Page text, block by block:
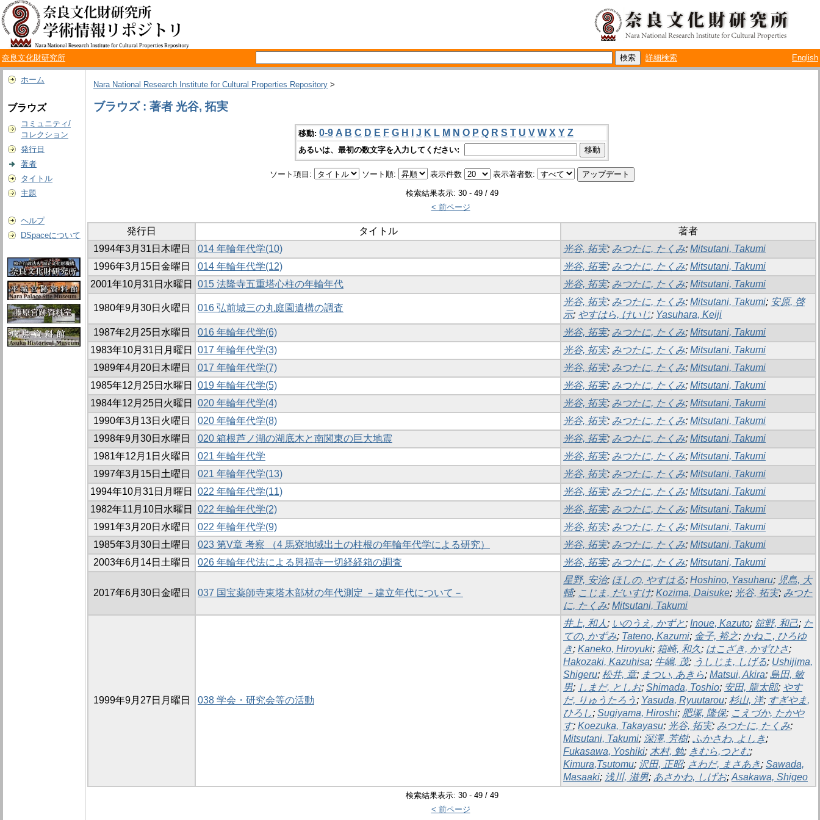
奈良文化財研究所 詳細検索 English
ホーム
ブラウズ
コミュニティ/
コレクション
発行日
著者
タイトル
主題
ヘルプ
DSpaceについて
Nara National Research Institute for Cultural Properties Repository >
ブラウズ : 著者 光谷, 拓実
移動: 0-9 A B C D E F G H J K L M N O P Q R S T U V W X Y Z
あるいは、最初の数文字を入力してください:
ソート項目: ソート順: 表示件数 表示著者数:
検索結果表示: 30 - 49 / 49
< 前ページ
発行日 タイトル
著者
1994年3月31日木曜日
014 年輪年代学(10) 光谷, 拓実; みつたに, たくみ; Mitsutani, Takumi
1996年3月15日金曜日
014 年輪年代学(12) 光谷, 拓実; みつたに, たくみ; Mitsutani, Takumi
2001年10月31日水曜日
015 法隆寺五重塔心柱の年輪年代 光谷, 拓実; みつたに, たくみ; Mitsutani, Takumi
1980年9月30日火曜日 016 弘前城三の丸庭園遺構の調査
光谷, 拓実; みつたに, たくみ; Mitsutani, Takumi; 安原, 啓
示; やすはら, けいじ; Yasuhara, Keiji
1987年2月25日水曜日
016 年輪年代学(6) 光谷, 拓実; みつたに, たくみ; Mitsutani, Takumi
1983年10月31日月曜日
017 年輪年代学(3) 光谷, 拓実; みつたに, たくみ; Mitsutani, Takumi
1989年4月20日木曜日
017 年輪年代学(7) 光谷, 拓実; みつたに, たくみ; Mitsutani, Takumi
1985年12月25日水曜日
019 年輪年代学(5) 光谷, 拓実; みつたに, たくみ; Mitsutani, Takumi
1984年12月25日火曜日
020 年輪年代学(4) 光谷, 拓実; みつたに, たくみ; Mitsutani, Takumi
1990年3月13日火曜日
020 年輪年代学(8) 光谷, 拓実; みつたに, たくみ; Mitsutani, Takumi
1998年9月30日水曜日
020 箱根芦ノ湖の湖底木と南関東の巨大地震 光谷, 拓実; みつたに, たくみ; Mitsutani, Takumi
1981年12月1日火曜日
021 年輪年代学 光谷, 拓実; みつたに, たくみ; Mitsutani, Takumi
1997年3月15日土曜日
021 年輪年代学(13) 光谷, 拓実; みつたに, たくみ; Mitsutani, Takumi
1994年10月31日月曜日
022 年輪年代学(11) 光谷, 拓実; みつたに, たくみ; Mitsutani, Takumi
1982年11月10日水曜日
022 年輪年代学(2) 光谷, 拓実; みつたに, たくみ; Mitsutani, Takumi
1991年3月20日水曜日
022 年輪年代学(9) 光谷, 拓実; みつたに, たくみ; Mitsutani, Takumi
1985年3月30日土曜日
023 第V章 考察 （4 馬寮地域出土の柱根の年輪年代学による研究） 光谷, 拓実; みつたに, たくみ; Mitsutani, Takumi
2003年6月14日土曜日
026 年輪年代法による興福寺一切経経箱の調査 光谷, 拓実; みつたに, たくみ; Mitsutani, Takumi
2017年6月30日金曜日 037 国宝薬師寺東塔木部材の年代測定 －建立年代について－
星野, 安治; ほしの, やすはる; Hoshino, Yasuharu; 児島, 大
輔; こじま, だいすけ; Kozima, Daisuke; 光谷, 拓実; みつた
に, たくみ; Mitsutani, Takumi
1999年9月27日月曜日 038 学会・研究会等の活動
井上, 和人 ; いのうえ, かずと; Inoue, Kazuto; 舘野, 和己; た
ての, かずみ; Tateno, Kazumi; 金子, 裕之; かねこ, ひろゆ
き; Kaneko, Hiroyuki; 箱崎, 和久; はこざき, かずひさ;
Hakozaki, Kazuhisa; 牛嶋, 茂; うしじま, しげる; Ushijima,
Shigeru; 松井, 章; まつい, あきら; Matsui, Akira; 島田, 敏
男; しまだ, としお; Shimada, Toshio; 安田, 龍太郎; やす
だ, りゅうたろう ; Yasuda, Ryuutarou; 杉山, 洋; すぎやま,
ひろし; Sugiyama, Hiroshi; 肥塚, 隆保; こえづか, たかや
す; Koezuka, Takayasu; 光谷, 拓実; みつたに, たくみ;
Mitsutani, Takumi; 深澤, 芳樹; ふかさわ, よしき;
Fukasawa, Yoshiki; 木村, 勉; きむら,つとむ;
Kimura,Tsutomu; 沢田, 正昭; さわだ, まさあき; Sawada,
Masaaki; 浅川, 滋男; あさかわ, しげお; Asakawa, Shigeo
検索結果表示: 30 - 49 / 49
< 前ページ